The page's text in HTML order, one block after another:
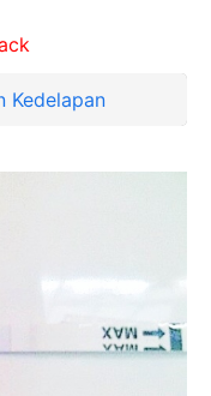
Kedelapan